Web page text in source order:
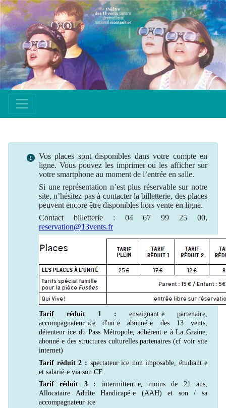
Vos places sont disponibles dans votre compte en
ligne. Vous pouvez les imprimer ou les afficher sur
votre smartphone au moment de l’entrée en salle.
Si unereprésentation n’est plus réservablesur notre
site, n’hésitez pas à contacter la billetterie, des places
peuvent encore être disponibles hors vente en ligne.
Contact billetterie : 04 67 99 25 00,
reservation@13vents.fr
Tarif réduit 1 : enseignant·e partenaire,
accompagnateur·ice d'un·e abonné·e des 13 vents,
détenteur·ice du Pass Métropole, adhérent·e à La Graine,
abonné·e des structures culturelles partenaires (cf voir site
internet)
Tarif réduit 2 : spectateur·ice non imposable, étudiant·e
et salarié·e via son CE
Tarif réduit 3 : intermittent·e, moins de 21 ans,
Allocataire Adulte Handicapé·e (AAH) et son / sa
accompagnateur·ice